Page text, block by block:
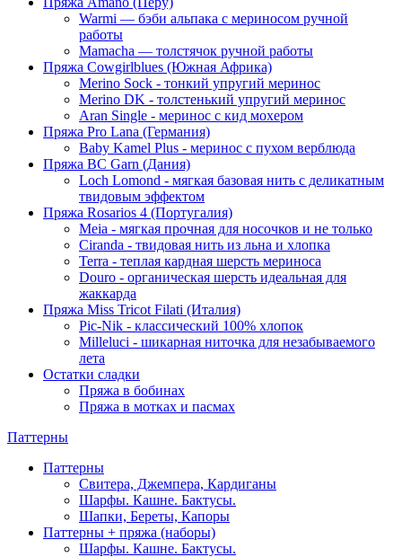
Warmi — бэби альпака с мериносом ручной
работы
Mamacha — толстячок ручной работы
Пряжа Cowgirlblues (Южная Африка)
Merino Sock - тонкий упругий меринос
Merino DK - толстенький упругий меринос
Aran Single - меринос с кид мохером
Пряжа Pro Lana (Германия)
Baby Kamel Plus - меринос с пухом верблюда
Пряжа BC Garn (Дания)
Loch Lomond - мягкая базовая нить с деликатным
твидовым эффектом
Пряжа Rosarios 4 (Португалия)
Meia - мягкая прочная для носочков и не только
Ciranda - твидовая нить из льна и хлопка
Terra - теплая кардная шерсть мериноса
Douro - органическая шерсть идеальная для
жаккарда
Пряжа Miss Tricot Filati (Италия)
Pic-Nik - классический 100% хлопок
Milleluci - шикарная ниточка для незабываемого
лета
Остатки сладки
Пряжа в бобинах
Пряжа в мотках и пасмах
Паттерны
Паттерны
Свитера, Джемпера, Кардиганы
Шарфы. Кашне. Бактусы.
Шапки, Береты, Капоры
Паттерны + пряжа (наборы)
Шарфы. Кашне. Бактусы.